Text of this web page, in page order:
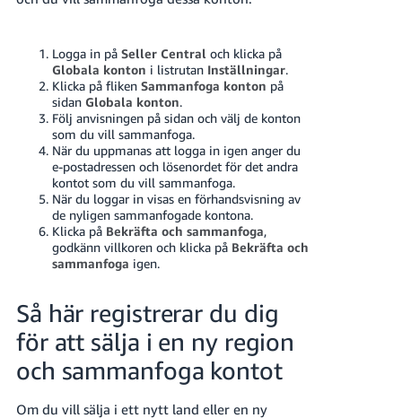
Logga in på Seller Central och klicka på
Globala konton i listrutan Inställningar.
Klicka på fliken Sammanfoga konton på
sidan Globala konton.
Följ anvisningen på sidan och välj de konton
som du vill sammanfoga.
När du uppmanas att logga in igen anger du
e-postadressen och lösenordet för det andra
kontot som du vill sammanfoga.
När du loggar in visas en förhandsvisning av
de nyligen sammanfogade kontona.
Klicka på Bekräfta och sammanfoga,
godkänn villkoren och klicka på Bekräfta och
sammanfoga igen.
Så här registrerar du dig
för att sälja i en ny region
och sammanfoga kontot
Om du vill sälja i ett nytt land eller en ny